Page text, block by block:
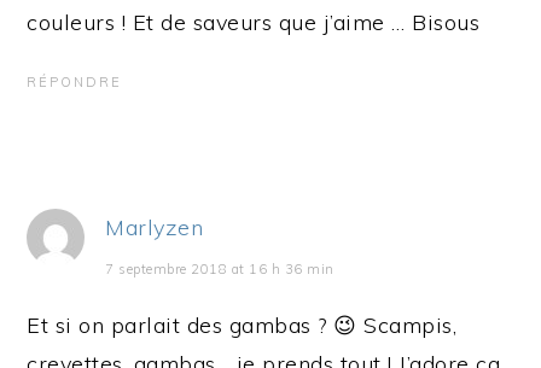
couleurs ! Et de saveurs que j’aime … Bisous
RÉPONDRE
Marlyzen
7 septembre 2018 at 16 h 36 min
Et si on parlait des gambas ? 😉 Scampis,